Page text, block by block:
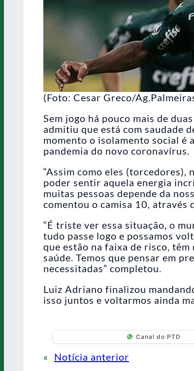
(Foto: Cesar Greco/
Sem jogo há pouco mais de
admitiu que está com saudade
momento o isolamento social é
pandemia do novo coronavírus.
“Assim como eles (torcedores),
poder sentir aquela energia
muitas pessoas depende da
comentou o camisa 10, através
“É triste ver essa situação, o
tudo passe logo e possamos
que estão na faixa de risco,
saúde. Temos que pensar em
necessitadas” completou.
Luiz Adriano finalizou
isso juntos e voltarmos ainda
Canal do PTD
« Notícia anterior